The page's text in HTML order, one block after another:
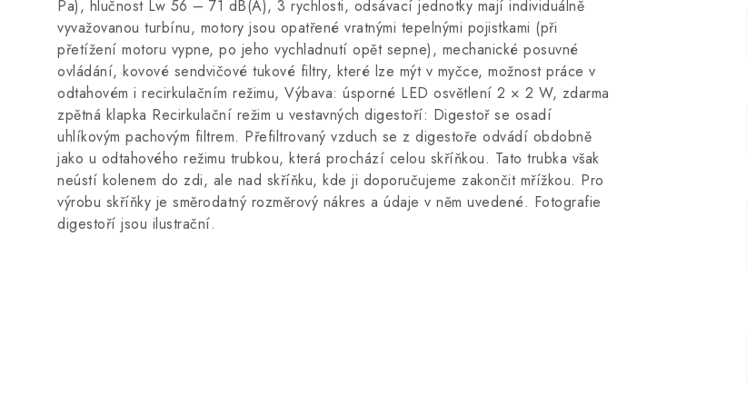
Pa), hlučnost Lw 56 – 71 dB(A), 3 rychlosti, odsávací jednotky mají individuálně
vyvažovanou turbínu, motory jsou opatřené vratnými tepelnými pojistkami (při
přetížení motoru vypne, po jeho vychladnutí opět sepne), mechanické posuvné
ovládání, kovové sendvičové tukové filtry, které lze mýt v myčce, možnost práce v
odtahovém i recirkulačním režimu, Výbava: úsporné LED osvětlení 2 × 2 W, zdarma
zpětná klapka Recirkulační režim u vestavných digestoří: Digestoř se osadí
uhlíkovým pachovým filtrem. Přefiltrovaný vzduch se z digestoře odvádí obdobně
jako u odtahového režimu trubkou, která prochází celou skříňkou. Tato trubka však
neústí kolenem do zdi, ale nad skříňku, kde ji doporučujeme zakončit mřížkou. Pro
výrobu skříňky je směrodatný rozměrový nákres a údaje v něm uvedené. Fotografie
digestoří jsou ilustrační.